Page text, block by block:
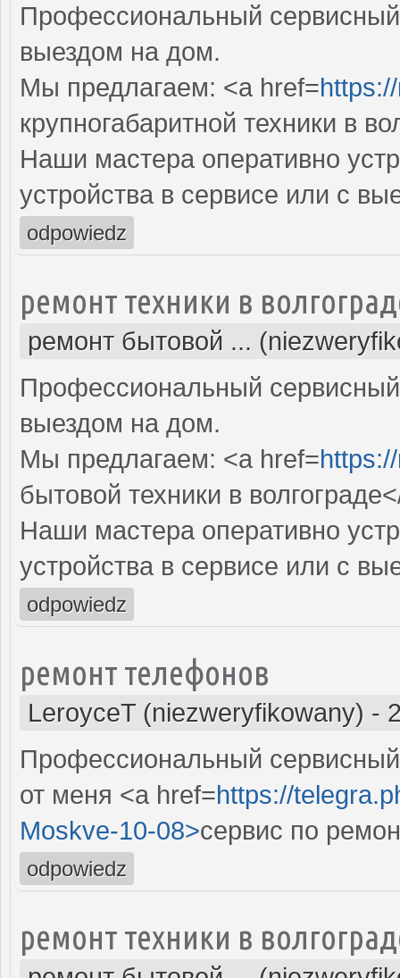
Профессиональный
выездом на дом.
Мы предлагаем: <a href=
крупногабаритной техники в
Наши мастера оперативно
устройства в сервисе или с
odpowiedz
ремонт техники в
ремонт бытовой ...
Профессиональный
выездом на дом.
Мы предлагаем: <a href=
бытовой техники в
Наши мастера оперативно
устройства в сервисе или с
odpowiedz
ремонт телефонов
LeroyceT (niezweryfikowany) -
Профессиональный
от меня <a href=https://
Moskve-10-08>сервис по
odpowiedz
ремонт техники в